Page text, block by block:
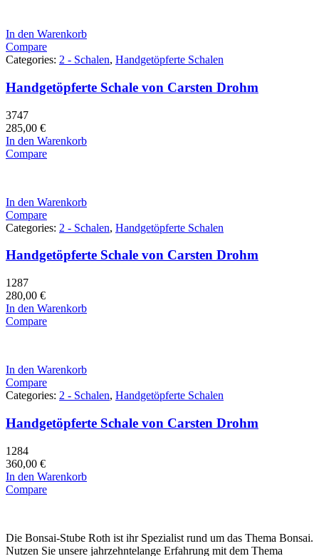
In den Warenkorb
Compare
Categories: 2 - Schalen, Handgetöpferte Schalen
Handgetöpferte Schale von Carsten Drohm
3747
285,00 €
In den Warenkorb
Compare
In den Warenkorb
Compare
Categories: 2 - Schalen, Handgetöpferte Schalen
Handgetöpferte Schale von Carsten Drohm
1287
280,00 €
In den Warenkorb
Compare
In den Warenkorb
Compare
Categories: 2 - Schalen, Handgetöpferte Schalen
Handgetöpferte Schale von Carsten Drohm
1284
360,00 €
In den Warenkorb
Compare
Die Bonsai-Stube Roth ist ihr Spezialist rund um das Thema Bonsai.
Nutzen Sie unsere jahrzehntelange Erfahrung mit dem Thema